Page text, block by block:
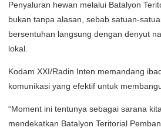
Penyaluran hewan melalui Batalyon
bukan tanpa alasan, sebab satuan-
bersentuhan langsung dengan denyut
lokal.
Kodam XXI/Radin Inten memandang
komunikasi yang efektif untuk
“Moment ini tentunya sebagai sarana
mendekatkan Batalyon Teritorial